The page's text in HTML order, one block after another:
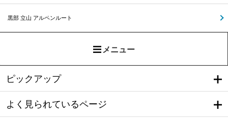
黒部 立山 アルペンルート
メニュー
ピックアップ
よく見られているページ